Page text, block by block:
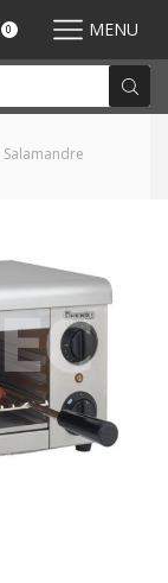
0 MENU
Salamandre